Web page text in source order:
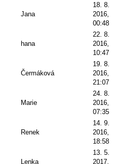
Jana
18. 8.
2016,
00:48
hana
22. 8.
2016,
10:47
Čermáková
19. 8.
2016,
21:07
Marie
24. 8.
2016,
07:35
Renek
14. 9.
2016,
18:58
Lenka
13. 5.
2017,